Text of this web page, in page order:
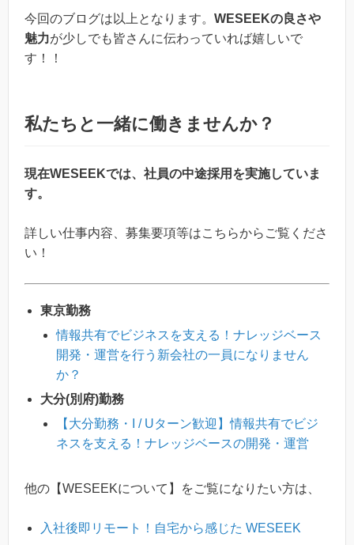
今回のブログは以上となります。 WESEEKの良さや
魅力が少しでも皆さんに伝わっていれば嬉しいで
す！！
私たちと一緒に働きませんか？
現在WESEEKでは、社員の中途採用を実施していま
す。
詳しい仕事内容、募集要項等はこちらからご覧くださ
い！
東京勤務
情報共有でビジネスを支える！ナレッジベース
開発・運営を行う新会社の一員になりません
か？
大分(別府)勤務
【大分勤務・I / Uターン歓迎】情報共有でビジ
ネスを支える！ナレッジベースの開発・運営
他の【WESEEKについて】をご覧になりたい方は、
入社後即リモート！自宅から感じた WESEEK